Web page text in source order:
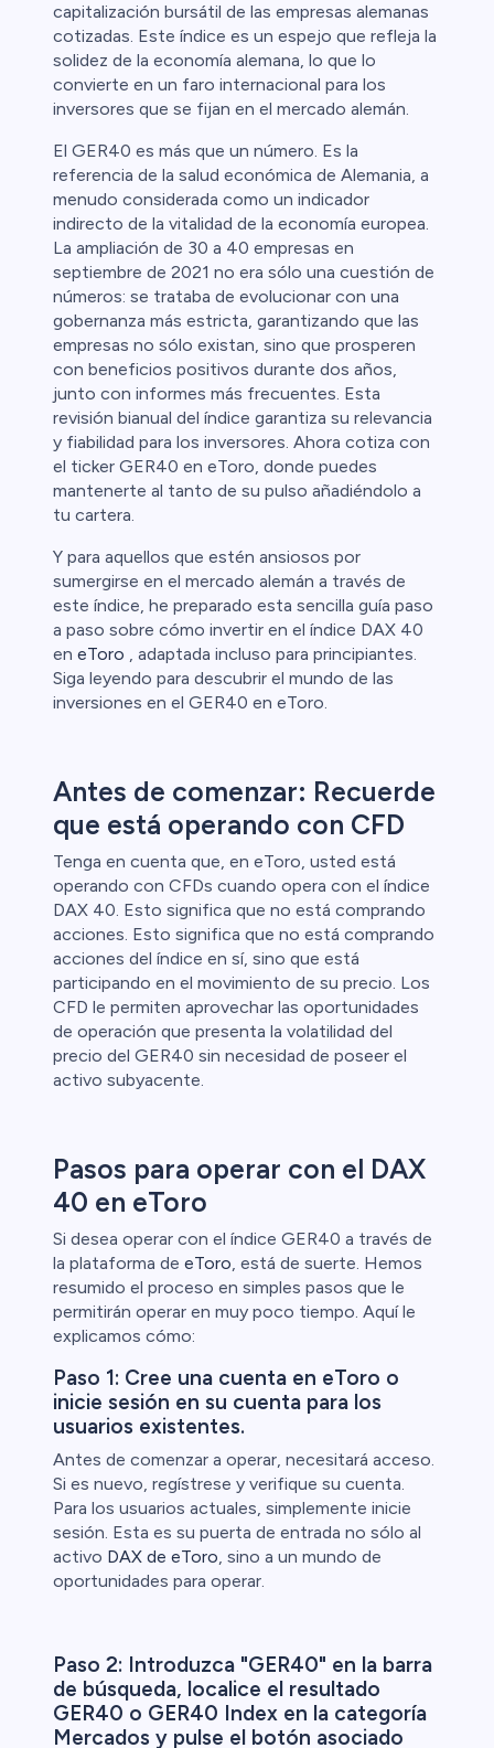
capitalización bursátil de las empresas alemanas
cotizadas. Este índice es un espejo que refleja la
solidez de la economía alemana, lo que lo
convierte en un faro internacional para los
inversores que se fijan en el mercado alemán.
El GER40 es más que un número. Es la
referencia de la salud económica de Alemania, a
menudo considerada como un indicador
indirecto de la vitalidad de la economía europea.
La ampliación de 30 a 40 empresas en
septiembre de 2021 no era sólo una cuestión de
números: se trataba de evolucionar con una
gobernanza más estricta, garantizando que las
empresas no sólo existan, sino que prosperen
con beneficios positivos durante dos años,
junto con informes más frecuentes. Esta
revisión bianual del índice garantiza su relevancia
y fiabilidad para los inversores. Ahora cotiza con
el ticker GER40 en eToro, donde puedes
mantenerte al tanto de su pulso añadiéndolo a
tu cartera.
Y para aquellos que estén ansiosos por
sumergirse en el mercado alemán a través de
este índice, he preparado esta sencilla guía paso
a paso sobre cómo invertir en el índice DAX 40
en eToro , adaptada incluso para principiantes.
Siga leyendo para descubrir el mundo de las
inversiones en el GER40 en eToro.
Antes de comenzar: Recuerde
que está operando con CFD
Tenga en cuenta que, en eToro, usted está
operando con CFDs cuando opera con el índice
DAX 40. Esto significa que no está comprando
acciones. Esto significa que no está comprando
acciones del índice en sí, sino que está
participando en el movimiento de su precio. Los
CFD le permiten aprovechar las oportunidades
de operación que presenta la volatilidad del
precio del GER40 sin necesidad de poseer el
activo subyacente.
Pasos para operar con el DAX
40 en eToro
Si desea operar con el índice GER40 a través de
la plataforma de eToro, está de suerte. Hemos
resumido el proceso en simples pasos que le
permitirán operar en muy poco tiempo. Aquí le
explicamos cómo:
Paso 1: Cree una cuenta en eToro o
inicie sesión en su cuenta para los
usuarios existentes.
Antes de comenzar a operar, necesitará acceso.
Si es nuevo, regístrese y verifique su cuenta.
Para los usuarios actuales, simplemente inicie
sesión. Esta es su puerta de entrada no sólo al
activo DAX de eToro, sino a un mundo de
oportunidades para operar.
Paso 2: Introduzca "GER40" en la barra
de búsqueda, localice el resultado
GER40 o GER40 Index en la categoría
Mercados y pulse el botón asociado